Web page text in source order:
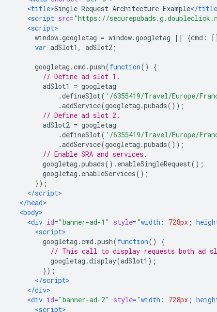
<title>Single Request Architecture Example</
<script src="https://
<script>
window.googletag = window.googletag || {cmd :
var adSlot1 , adSlot2 ;
googletag .cmd .push(function()
{
// Define ad slot 1.
adSlot1 = googletag
.defineSlot( '/6355419/Travel/Europe/
.addService(googletag .pubads());
// Define ad slot 2.
adSlot2 = googletag
.defineSlot( '/6355419/Travel/Europe/
.addService(googletag .pubads());
// Enable SRA and services.
googletag .pubads(). enableSingleRequest();
googletag . enableServices();
});
</script>
</head>
<body>
<div id="banner-ad-1" style="width : 728px ;
<script>
googletag .cmd .push(function()
{
// This call to display requests both ad
googletag .display(adSlot1 );
});
</script>
</div>
<div id="banner-ad-2" style="width : 728px ;
<script>